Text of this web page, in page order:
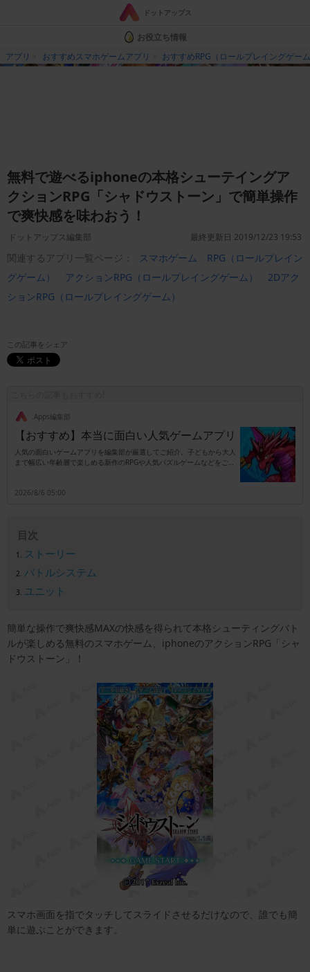
ドットアップス
お役立ち情報
アプリ
おすすめスマホゲームアプリ おすすめRPG（ロールプレイングゲー
無料で遊べるiphoneの本格シューテイングア
クションRPG「シャドウストーン」で簡単操作
で爽快感を味わおう！
ドットアップス編集部 最終更新日 2019/12/23 19:53
関連するアプリ一覧ページ： スマホゲーム
RPG（ロールプレイン
グゲーム）
アクションRPG（ロールプレイングゲーム）
2Dアク
ションRPG（ロールプレイングゲーム）
この記事をシェア
.Apps編集部
【おすすめ】本当に面白い人気ゲームアプリ
人気の面白いゲームアプリを編集部が厳選してご紹介。子どもから大人
まで幅広い年齢層で楽しめる新作のRPGや人気パズルゲームなどをご紹
2026/8/6 05:00
目次
ストーリー
バトルシステム
ユニット
簡単な操作で爽快感MAXの快感を得られて本格シューティングバト
ルが楽しめる無料のスマホゲーム、iphoneのアクションRPG「シャ
ドウストーン」！
スマホ画面を指でタッチしてスライドさせるだけなので、誰でも簡
単に遊ぶことができます。